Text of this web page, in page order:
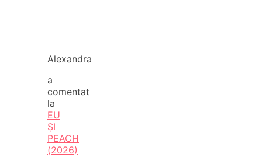
Alexandra
a
comentat
la
EU
ȘI
PEACH
(2026)